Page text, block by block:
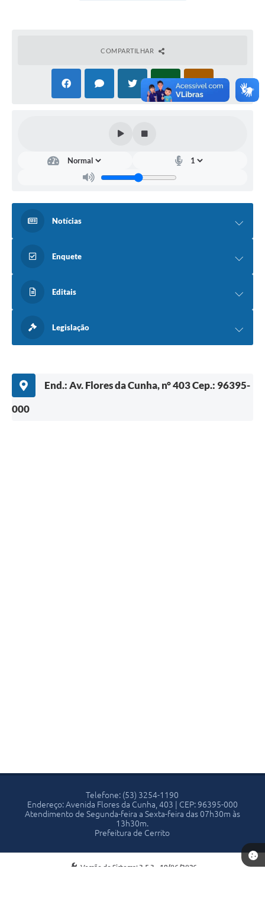
COMPARTILHAR
Notícias
Enquete
Editais
Legislação
End.: Av. Flores da Cunha, n° 403 Cep.: 96395-
000
Telefone: (53) 3254-1190
Endereço: Avenida Flores da Cunha, 403 | CEP: 96395-000
Atendimento de Segunda-feira a Sexta-feira das 07h30m às
13h30m.
Prefeitura de Cerrito
Versão do Sistema: 3.5.3 - 19/06/2026